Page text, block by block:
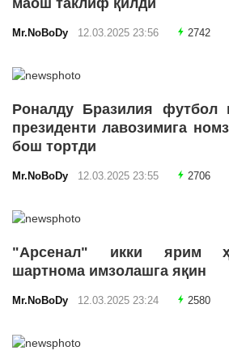
маош таклиф қилди
Mr.NoBoDy 12.03.2025 23:56 2742
Роналду Бразилия футбол
президенти лавозимига
бош тортди
Mr.NoBoDy 12.03.2025 23:55 2706
"Арсенал" икки ярим
шартнома имзолашга яқин
Mr.NoBoDy 12.03.2025 23:24 2580